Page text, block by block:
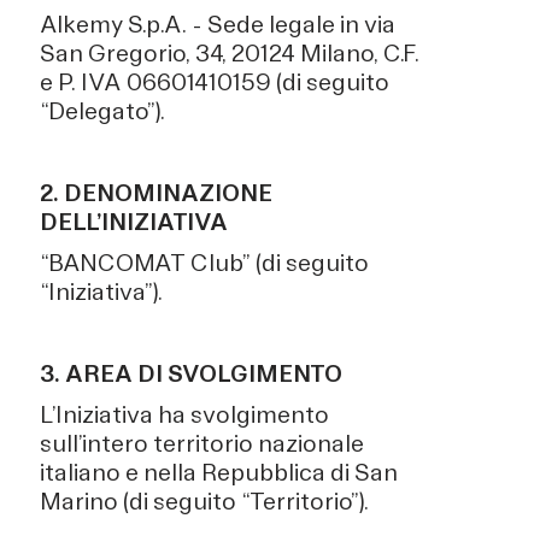
Alkemy S.p.A. - Sede legale in via
San Gregorio, 34, 20124 Milano, C.F.
e P. IVA 06601410159 (di seguito
“Delegato”).
2. DENOMINAZIONE
DELL’INIZIATIVA
“BANCOMAT Club” (di seguito
“Iniziativa”).
3. AREA DI SVOLGIMENTO
L’Iniziativa ha svolgimento
sull’intero territorio nazionale
italiano e nella Repubblica di San
Marino (di seguito “Territorio”).